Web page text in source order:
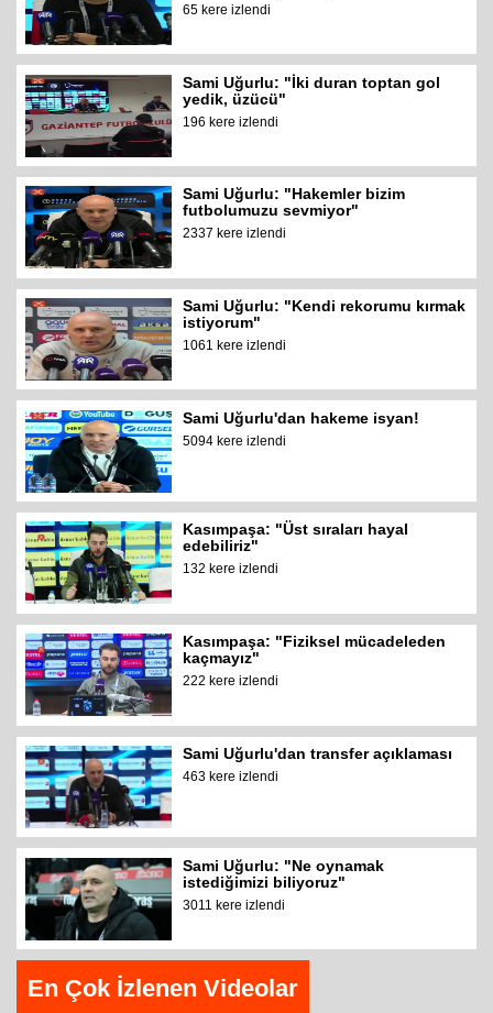
65 kere izlendi
Sami Uğurlu: "İki duran toptan gol
yedik, üzücü"
196 kere izlendi
Sami Uğurlu: "Hakemler bizim
futbolumuzu sevmiyor"
2337 kere izlendi
Sami Uğurlu: "Kendi rekorumu kırmak
istiyorum"
1061 kere izlendi
Sami Uğurlu'dan hakeme isyan!
5094 kere izlendi
Kasımpaşa: "Üst sıraları hayal
edebiliriz"
132 kere izlendi
Kasımpaşa: "Fiziksel mücadeleden
kaçmayız"
222 kere izlendi
Sami Uğurlu'dan transfer açıklaması
463 kere izlendi
Sami Uğurlu: "Ne oynamak
istediğimizi biliyoruz"
3011 kere izlendi
En Çok İzlenen Videolar